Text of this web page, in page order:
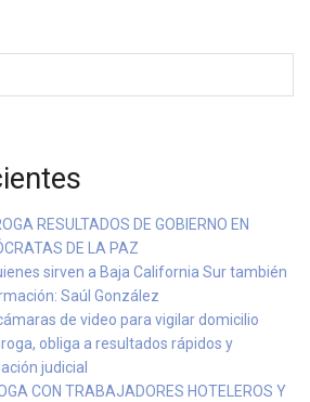
RESULTADOS DE GOBIERNO EN
DE LA PAZ
sirven a Baja California Sur también
Saúl González
de video para vigilar domicilio
obliga a resultados rápidos y
judicial
CON TRABAJADORES HOTELEROS Y